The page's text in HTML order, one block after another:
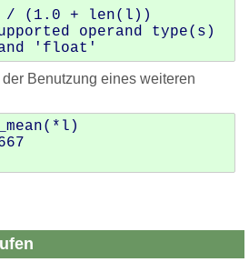
operand type(s)
Benutzung eines weiteren